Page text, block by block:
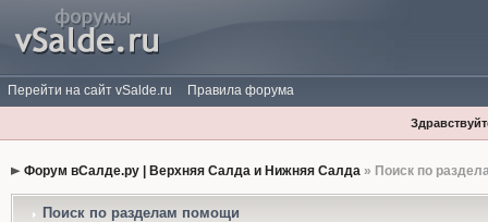
Перейти на сайт vSalde.ru Правила форума
Форум вСалде.ру | Верхняя Салда и Нижняя Салда» Поиск по
Поиск по разделам помощи